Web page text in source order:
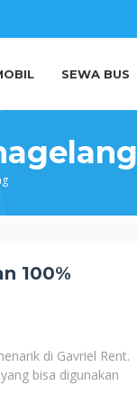
SEWA BUS
100%
di Gavriel Rent.
bisa digunakan